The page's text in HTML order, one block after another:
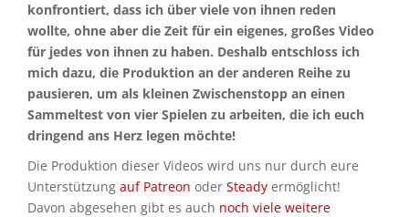
konfrontiert, dass ich über viele von ihnen reden
wollte, ohne aber die Zeit für ein eigenes, großes Video
für jedes von ihnen zu haben. Deshalb entschloss ich
mich dazu, die Produktion an der anderen Reihe zu
pausieren, um als kleinen Zwischenstopp an einen
Sammeltest von vier Spielen zu arbeiten, die ich euch
dringend ans Herz legen möchte!
Die Produktion dieser Videos wird uns nur durch eure
Unterstützung auf Patreon oder Steady ermöglicht!
Davon abgesehen gibt es auch noch viele weitere